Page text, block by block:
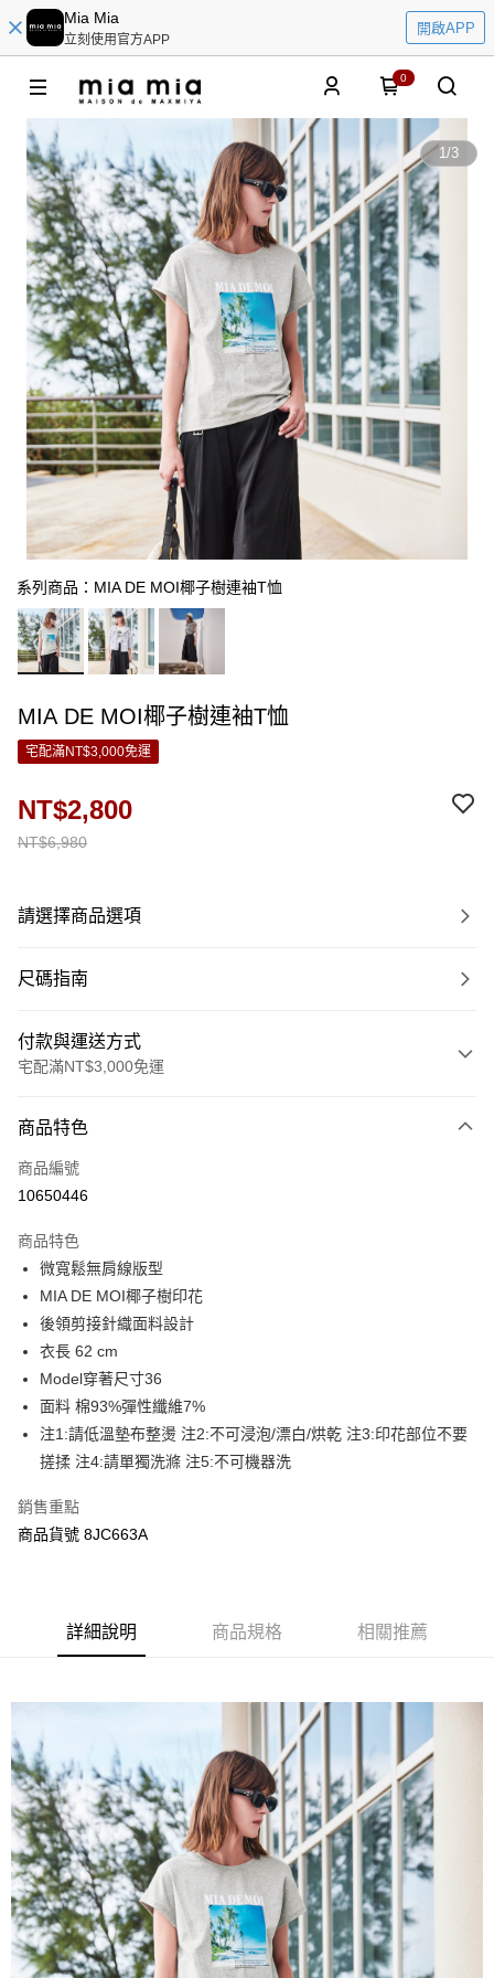
Mia Mia
立刻使用官方APP
開啟APP
0
1/3
系列商品：MIA DE MOI椰子樹連袖T恤
MIA DE MOI椰子樹連袖T恤
宅配滿NT$3,000免運
NT$6,980
NT$2,800
請選擇商品選項
尺碼指南
付款與運送方式
宅配滿NT$3,000免運
信用卡一次付款
LINE Pay
街口支付
悠遊付
Google Pay
全盈+PAY
AFTEE先享後付
相關說明
AFTEE先享後付是「在收到商品之後才付款」的支付方式。 讓您購物簡單
便利好安心！
１．簡單：不需註冊會員、不需綁卡、不需儲值。
１．於結帳方式選擇「AFTEE先享後付」後，將跳轉至「AFTEE先享後付」
結帳頁面，進行簡訊認證並確認金額後，即可完成結帳。
ATM／網路銀行／等多元方式進行付款，方視為交易完成。
※ 請注意：結帳手續完成當下不需立刻繳費，但若您需要取消訂單，請聯絡
購買商品的店家。未經商家同意取消之訂單仍視為有效，需透過AFTEE先享
後付繳納相關費用。
※ 交易是否成功請以「AFTEE先享後付 」之結帳頁面顯示為準，若有關於
是否繳費成功／繳費後需取消欲退款等相關疑問，請聯繫「AFTEE先享後付
客戶支援中心」 https://netprotections.freshdesk.com/support/home
【注意事項】
１．透過由恩沛科技股份有限公司提供之「AFTEE先享後付」服務完成之交
易，需依本服務之必要範圍內提供個人資料，並將交易相關給付款項請求債
權轉讓予恩沛科技股份有限公司。
２．關於個人資料處理事宜，請瀏覽以下網址：
https://aftee.tw/terms/#terms3
商品特色
商品編號
10650446
商品特色
微寬鬆無肩線版型
MIA DE MOI椰子樹印花
後領剪接針織面料設計
衣長 62 cm
Model穿著尺寸36
面料 棉93%彈性纖維7%
注1:請低溫墊布整燙 注2:不可浸泡/漂白/烘乾 注3:印花部位不要
搓揉 注4:請單獨洗滌 注5:不可機器洗
銷售重點
商品貨號 8JC663A
詳細說明 商品規格 相關推薦